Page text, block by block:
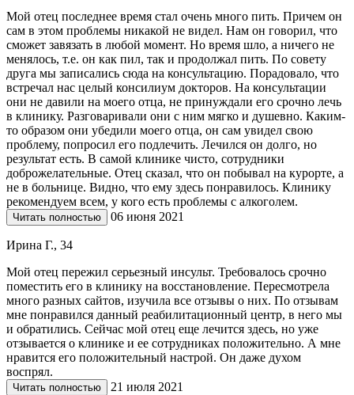
Мой отец последнее время стал очень много пить. Причем он
сам в этом проблемы никакой не видел. Нам он говорил, что
сможет завязать в любой момент. Но время шло, а ничего не
менялось, т.е. он как пил, так и продолжал пить. По совету
друга мы записались сюда на консультацию. Порадовало, что
встречал нас целый консилиум докторов. На консультации
они не давили на моего отца, не принуждали его срочно лечь
в клинику. Разговаривали они с ним мягко и душевно. Каким-
то образом они убедили моего отца, он сам увидел свою
проблему, попросил его подлечить. Лечился он долго, но
результат есть. В самой клинике чисто, сотрудники
доброжелательные. Отец сказал, что он побывал на курорте, а
не в больнице. Видно, что ему здесь понравилось. Клинику
рекомендуем всем, у кого есть проблемы с алкоголем.
Читать полностью 06 июня 2021
Ирина Г., 34
Мой отец пережил серьезный инсульт. Требовалось срочно
поместить его в клинику на восстановление. Пересмотрела
много разных сайтов, изучила все отзывы о них. По отзывам
мне понравился данный реабилитационный центр, в него мы
и обратились. Сейчас мой отец еще лечится здесь, но уже
отзывается о клинике и ее сотрудниках положительно. А мне
нравится его положительный настрой. Он даже духом
воспрял.
Читать полностью 21 июля 2021